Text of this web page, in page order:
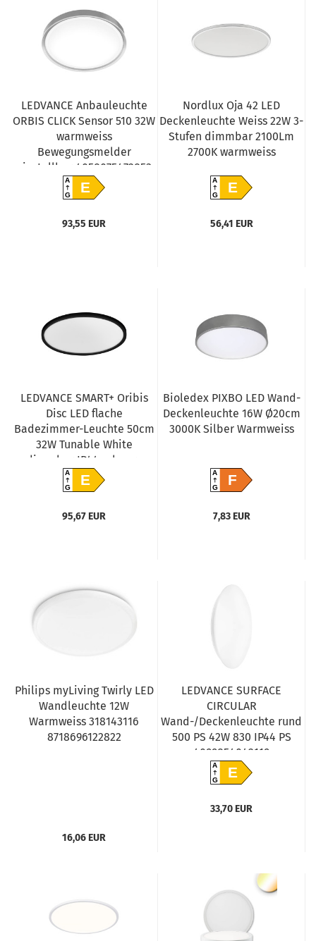
LEDVANCE Anbauleuchte
ORBIS CLICK Sensor 510 32W
warmweiss
Bewegungsmelder
einstellbar 4058075472853
A
GE
93,55 EUR
Nordlux Oja 42 LED
Deckenleuchte Weiss 22W 3-
Stufen dimmbar 2100Lm
2700K warmweiss
A
GE
56,41 EUR
LEDVANCE SMART+ Oribis
Disc LED flache
Badezimmer-Leuchte 50cm
32W Tunable White
dimmbar IP44 schwarz
4058075573635
A
GE
95,67 EUR
Bioledex PIXBO LED Wand-
Deckenleuchte 16W Ø20cm
3000K Silber Warmweiss
A
GF
7,83 EUR
Philips myLiving Twirly LED
Wandleuchte 12W
Warmweiss 318143116
8718696122822
16,06 EUR
LEDVANCE SURFACE
CIRCULAR
Wand-/Deckenleuchte rund
500 PS 42W 830 IP44 PS
4099854042119
A
GE
33,70 EUR